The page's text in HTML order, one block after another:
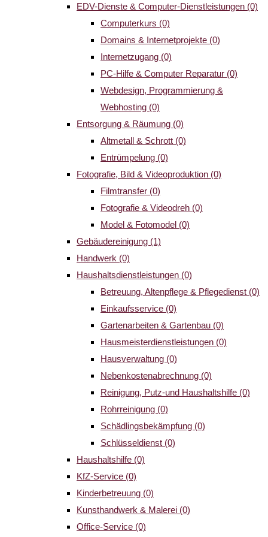
EDV-Dienste & Computer-Dienstleistungen (0)
Computerkurs (0)
Domains & Internetprojekte (0)
Internetzugang (0)
PC-Hilfe & Computer Reparatur (0)
Webdesign, Programmierung &
Webhosting (0)
Entsorgung & Räumung (0)
Altmetall & Schrott (0)
Entrümpelung (0)
Fotografie, Bild & Videoproduktion (0)
Filmtransfer (0)
Fotografie & Videodreh (0)
Model & Fotomodel (0)
Gebäudereinigung (1)
Handwerk (0)
Haushaltsdienstleistungen (0)
Betreuung, Altenpflege & Pflegedienst (0)
Einkaufsservice (0)
Gartenarbeiten & Gartenbau (0)
Hausmeisterdienstleistungen (0)
Hausverwaltung (0)
Nebenkostenabrechnung (0)
Reinigung, Putz-und Haushaltshilfe (0)
Rohrreinigung (0)
Schädlingsbekämpfung (0)
Schlüsseldienst (0)
Haushaltshilfe (0)
KfZ-Service (0)
Kinderbetreuung (0)
Kunsthandwerk & Malerei (0)
Office-Service (0)